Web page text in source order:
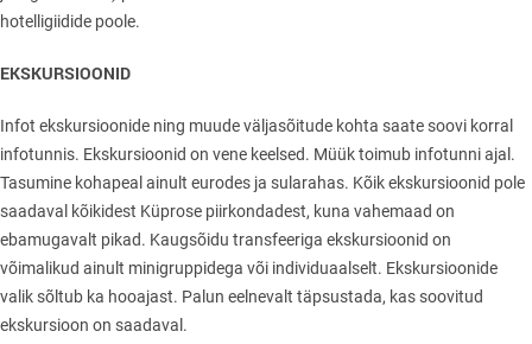
hotelligiidide poole.
EKSKURSIOONID
Infot ekskursioonide ning muude väljasõitude kohta saate soovi korral
infotunnis. Ekskursioonid on vene keelsed. Müük toimub infotunni ajal.
Tasumine kohapeal ainult eurodes ja sularahas. Kõik ekskursioonid pole
saadaval kõikidest Küprose piirkondadest, kuna vahemaad on
ebamugavalt pikad. Kaugsõidu transfeeriga ekskursioonid on
võimalikud ainult minigruppidega või individuaalselt. Ekskursioonide
valik sõltub ka hooajast. Palun eelnevalt täpsustada, kas soovitud
ekskursioon on saadaval.